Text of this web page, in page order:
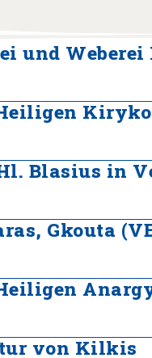
und
Blasius in
Gkouta
von Kilkis